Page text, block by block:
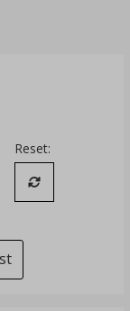
literami
interlinię i margines
Reset:
Przywróć